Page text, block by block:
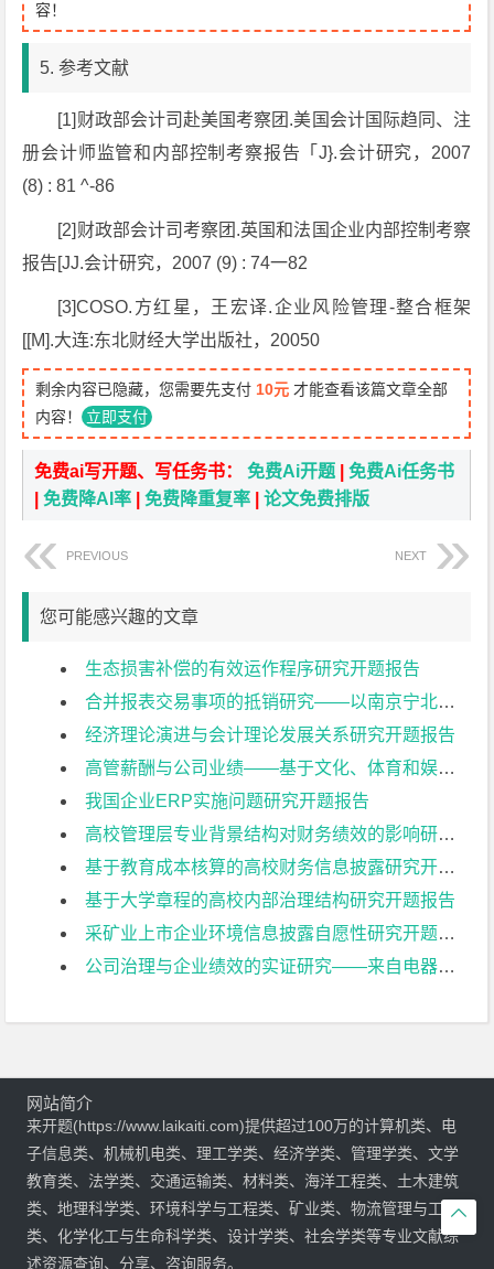
容！
5. 参考文献
[1]财政部会计司赴美国考察团.美国会计国际趋同、注
册会计师监管和内部控制考察报告「J}.会计研究，2007
(8) : 81 ^-86
[2]财政部会计司考察团.英国和法国企业内部控制考察
报告[JJ.会计研究，2007 (9) : 74一82
[3]COSO.方红星，王宏译.企业风险管理-整合框架
[[M].大连:东北财经大学出版社，20050
剩余内容已隐藏，您需要先支付 10元 才能查看该篇文章全部
内容！ 立即支付
免费ai写开题、写任务书：免费Ai开题 |免费Ai任务书
|免费降AI率 |免费降重复率 |论文免费排版
PREVIOUS NEXT
您可能感兴趣的文章
生态损害补偿的有效运作程序研究开题报告
合并报表交易事项的抵销研究——以南京宁北轨道交通有限公司为例开题报告
经济理论演进与会计理论发展关系研究开题报告
高管薪酬与公司业绩——基于文化、体育和娱乐业上市公司的实证研究开题报告
我国企业ERP实施问题研究开题报告
高校管理层专业背景结构对财务绩效的影响研究开题报告
基于教育成本核算的高校财务信息披露研究开题报告
基于大学章程的高校内部治理结构研究开题报告
采矿业上市企业环境信息披露自愿性研究开题报告
公司治理与企业绩效的实证研究——来自电器机械及器材制造业上市公司的经验证据开题报告

网站简介
来开题(https://www.laikaiti.com)提供超过100万的计算机类、电
子信息类、机械机电类、理工学类、经济学类、管理学类、文学
教育类、法学类、交通运输类、材料类、海洋工程类、土木建筑
类、地理科学类、环境科学与工程类、矿业类、物流管理与工程
类、化学化工与生命科学类、设计学类、社会学类等专业文献综
述资源查询、分享、咨询服务。